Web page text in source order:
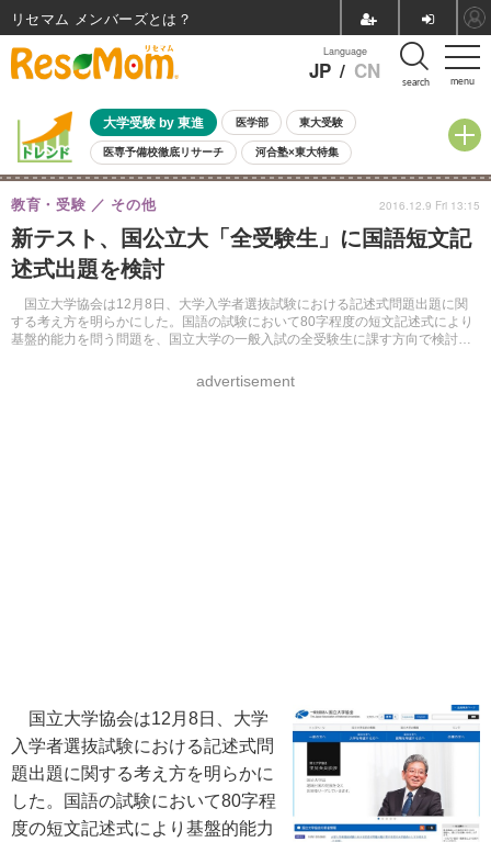
menu
Language
JP / CN search
大学受験 by 東進 医学部 東大受験
医専予備校徹底リサーチ 河合塾×東大特集
親子で考える大学選び 高校受験 中学受験 小学校受験
共通テスト 夏休み
8月開催イベント・WS 全国公立高校 過去問 人気記事
自由研究教材（小学生向け）
新テスト、国公立大「全受験生」に国語短文記
述式出題を検討
国立大学協会は12月8日、大学入学者選抜試験における記述式問題出題に関
する考え方を明らかにした。国語の試験において80字程度の短文記述式により
基盤的能力を問う問題を、国立大学の一般入試の全受験生に課す方向で検討を
教育・受験 その他
advertisement
2016.12.9 Fri 13:15
国立大学協会は12月8日、大学
入学者選抜試験における記述式問
題出題に関する考え方を明らかに
した。国語の試験において80字程
度の短文記述式により基盤的能力
リセマム メンバーズ